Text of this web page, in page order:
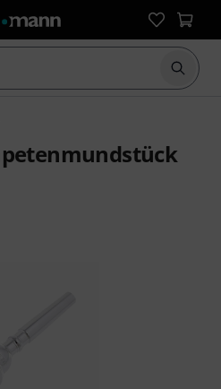
Suche
aus 43 Kundenbewertungen